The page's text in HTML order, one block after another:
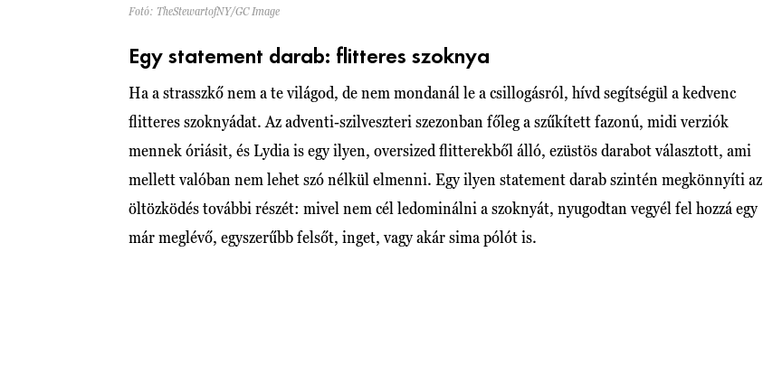
Fotó: TheStewartofNY/GC Image
Egy statement darab: flitteres szoknya
Ha a strasszkő nem a te világod, de nem mondanál le a csillogásról, hívd segítségül a kedvenc
flitteres szoknyádat. Az adventi-szilveszteri szezonban főleg a szűkített fazonú, midi verziók
mennek óriásit, és Lydia is egy ilyen, oversized flitterekből álló, ezüstös darabot választott, ami
mellett valóban nem lehet szó nélkül elmenni. Egy ilyen statement darab szintén megkönnyíti az
öltözködés további részét: mivel nem cél ledominálni a szoknyát, nyugodtan vegyél fel hozzá egy
már meglévő, egyszerűbb felsőt, inget, vagy akár sima pólót is.